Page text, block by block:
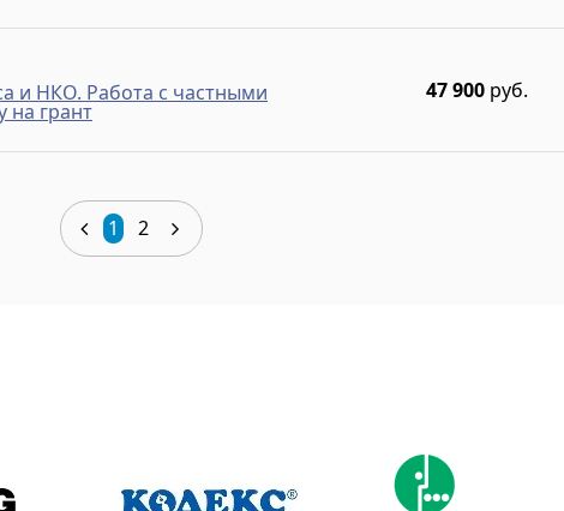
и НКО. Работа с частными
на грант
47 900 руб.
1 2